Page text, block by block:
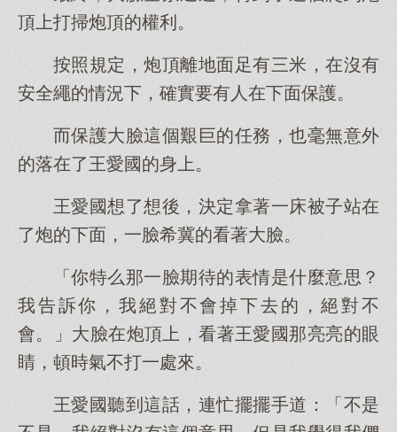
頂上打掃炮頂的權利。
按照規定，炮頂離地面足有三米，在沒有
安全繩的情況下，確實要有人在下面保護。
而保護大臉這個艱巨的任務，也毫無意外
的落在了王愛國的身上。
王愛國想了想後，決定拿著一床被子站在
了炮的下面，一臉希冀的看著大臉。
「你特么那一臉期待的表情是什麼意思？
我告訴你，我絕對不會掉下去的，絕對不
會。」大臉在炮頂上，看著王愛國那亮亮的眼
睛，頓時氣不打一處來。
王愛國聽到這話，連忙擺擺手道：「不是